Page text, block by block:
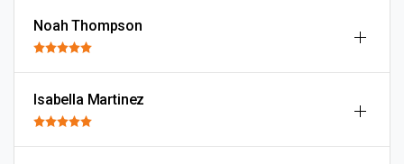
Noah Thompson
Isabella Martinez